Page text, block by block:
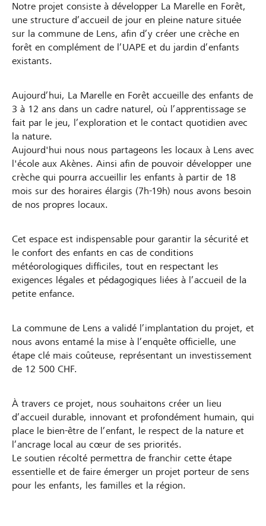
Notre projet consiste à développer La Marelle en Forêt,
une structure d’accueil de jour en pleine nature située
sur la commune de Lens, afin d’y créer une crèche en
forêt en complément de l’UAPE et du jardin d’enfants
existants.
Aujourd’hui, La Marelle en Forêt accueille des enfants de
3 à 12 ans dans un cadre naturel, où l’apprentissage se
fait par le jeu, l’exploration et le contact quotidien avec
la nature.
Aujourd'hui nous nous partageons les locaux à Lens avec
l'école aux Akènes. Ainsi afin de pouvoir développer une
crèche qui pourra accueillir les enfants à partir de 18
mois sur des horaires élargis (7h-19h) nous avons besoin
de nos propres locaux.
Cet espace est indispensable pour garantir la sécurité et
le confort des enfants en cas de conditions
météorologiques difficiles, tout en respectant les
exigences légales et pédagogiques liées à l’accueil de la
petite enfance.
La commune de Lens a validé l’implantation du projet, et
nous avons entamé la mise à l’enquête officielle, une
étape clé mais coûteuse, représentant un investissement
de 12 500 CHF.
À travers ce projet, nous souhaitons créer un lieu
d’accueil durable, innovant et profondément humain, qui
place le bien-être de l’enfant, le respect de la nature et
l’ancrage local au cœur de ses priorités.
Le soutien récolté permettra de franchir cette étape
essentielle et de faire émerger un projet porteur de sens
pour les enfants, les familles et la région.